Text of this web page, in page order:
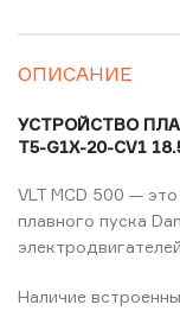
ОПИСАНИЕ
УСТРОЙСТВО
T5-G1X-20-CV1
VLT MCD 500 —
плавного пуска
Наличие